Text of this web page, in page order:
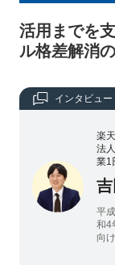
活用までを
ル格差解消
インタビュー
楽
法
業1
平
和4
向